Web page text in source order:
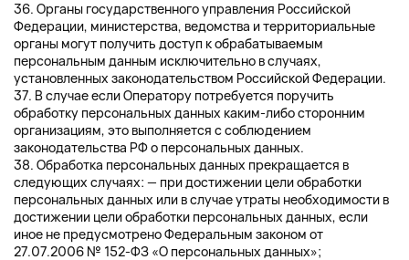
36. Органы государственного управления Российской
Федерации, министерства, ведомства и территориальные
органы могут получить доступ к обрабатываемым
персональным данным исключительно в случаях,
установленных законодательством Российской Федерации.
37. В случае если Оператору потребуется поручить
обработку персональных данных каким-либо сторонним
организациям, это выполняется с соблюдением
законодательства РФ о персональных данных.
38. Обработка персональных данных прекращается в
следующих случаях: — при достижении цели обработки
персональных данных или в случае утраты необходимости в
достижении цели обработки персональных данных, если
иное не предусмотрено Федеральным законом от
27.07.2006 № 152-ФЗ «О персональных данных»;